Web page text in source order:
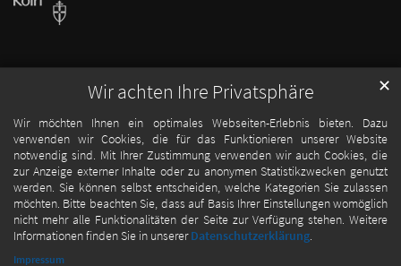
Wir achten Ihre Privatsphäre
Wir möchten Ihnen ein optimales Webseiten-Erlebnis bieten. Dazu
verwenden wir Cookies, die für das Funktionieren unserer Website
notwendig sind. Mit Ihrer Zustimmung verwenden wir auch Cookies, die
zur Anzeige externer Inhalte oder zu anonymen Statistikzwecken genutzt
werden. Sie können selbst entscheiden, welche Kategorien Sie zulassen
möchten. Bitte beachten Sie, dass auf Basis Ihrer Einstellungen womöglich
nicht mehr alle Funktionalitäten der Seite zur Verfügung stehen. Weitere
Informationen finden Sie in unsererDatenschutzerklärung.
✕
Impressum